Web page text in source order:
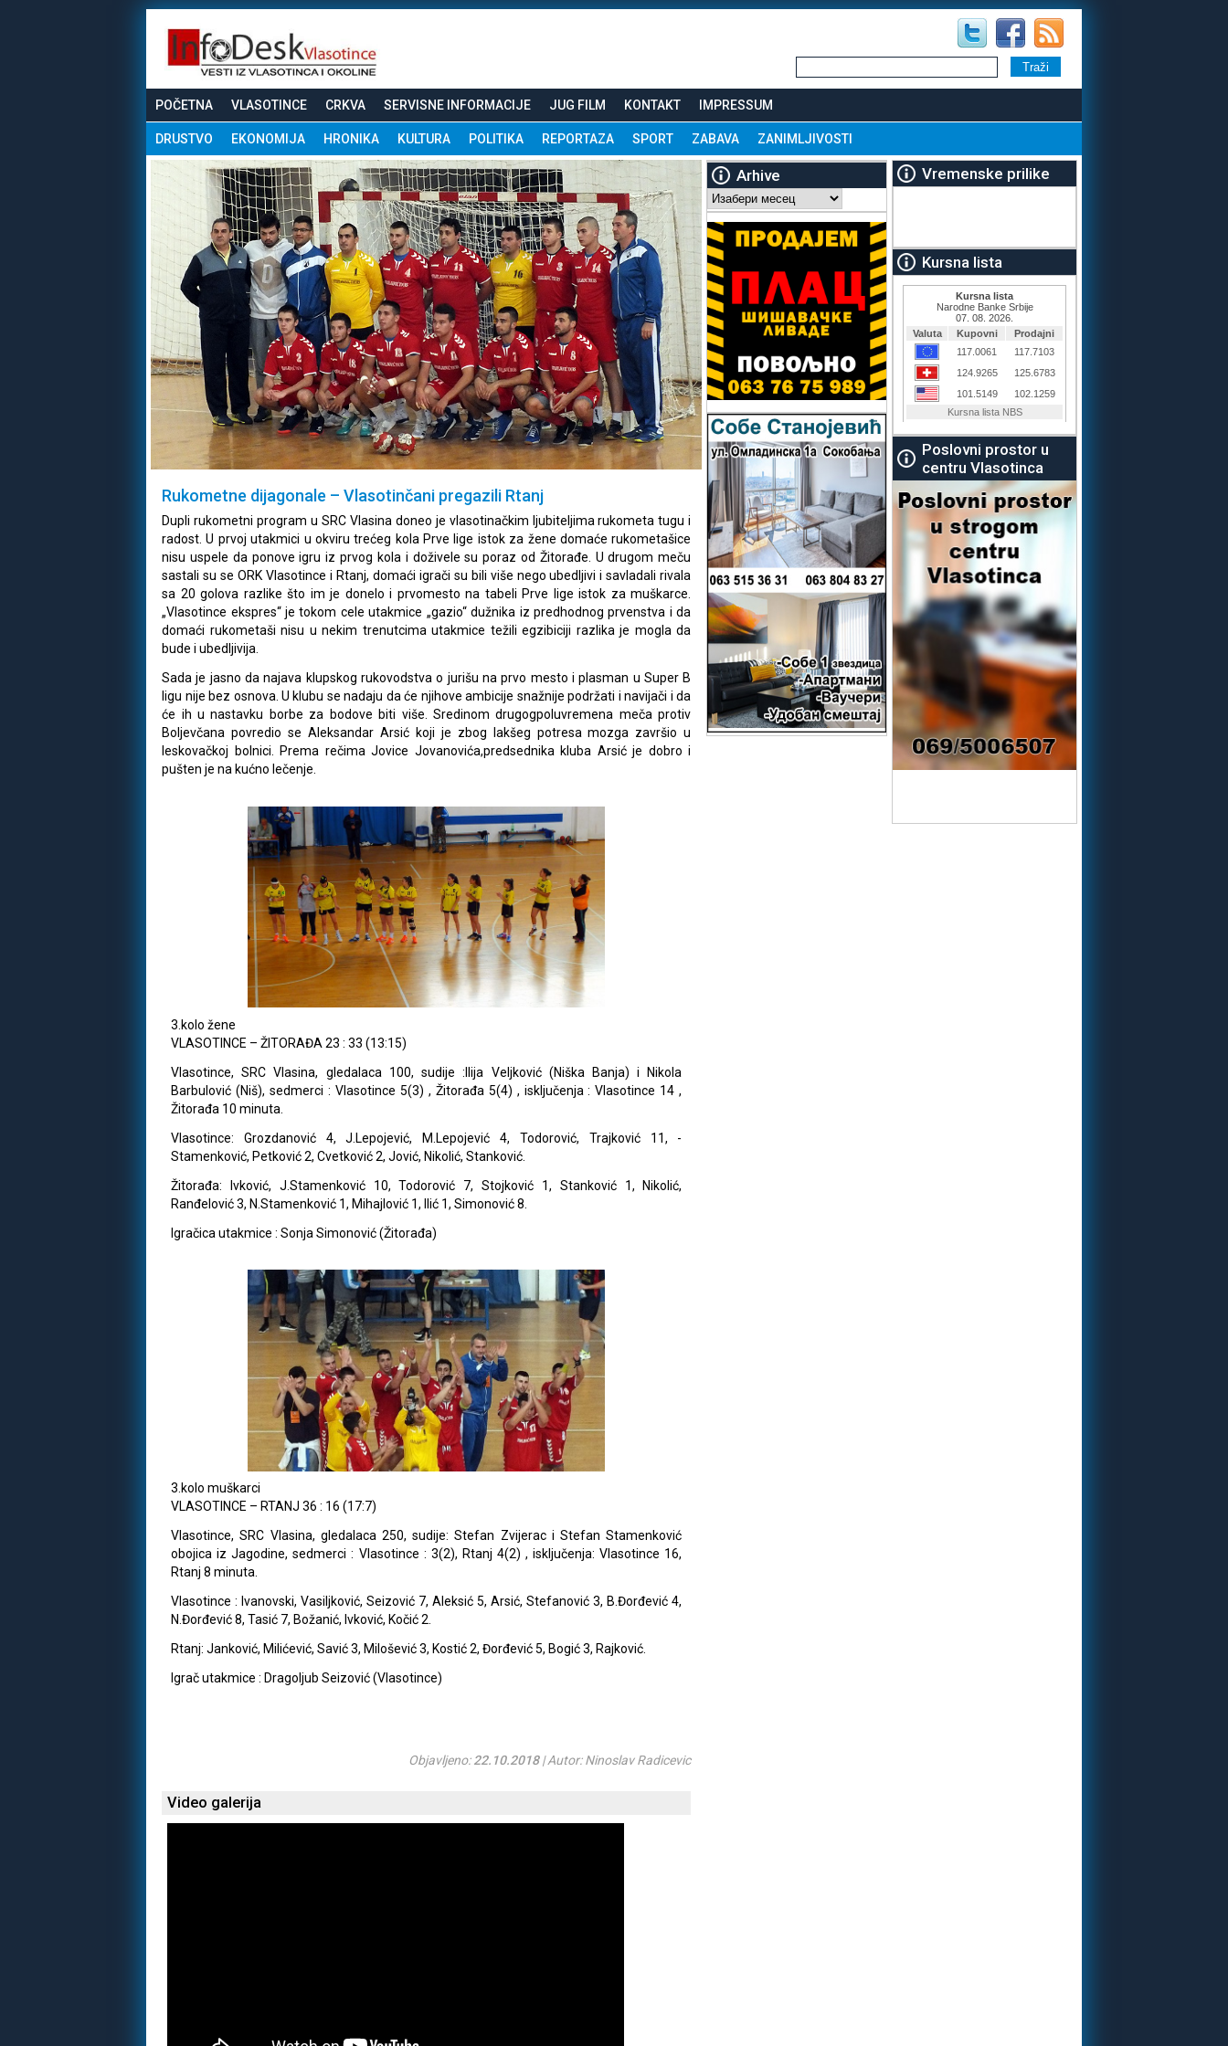
POČETNA VLASOTINCE CRKVA SERVISNE INFORMACIJE JUG FILM KONTAKT IMPRESSUM
DRUSTVO EKONOMIJA HRONIKA KULTURA POLITIKA REPORTAZA SPORT ZABAVA ZANIMLJIVOSTI
Rukometne dijagonale – Vlasotinčani pregazili Rtanj
Dupli rukometni program u SRC Vlasina doneo je vlasotinačkim ljubiteljima rukometa tugu i
radost. U prvoj utakmici u okviru trećeg kola Prve lige istok za žene domaće rukometašice
nisu uspele da ponove igru iz prvog kola i doživele su poraz od Žitorađe. U drugom meču
sastali su se ORK Vlasotince i Rtanj, domaći igrači su bili više nego ubedljivi i savladali rivala
sa 20 golova razlike što im je donelo i prvomesto na tabeli Prve lige istok za muškarce.
„Vlasotince ekspres“ je tokom cele utakmice „gazio“ dužnika iz predhodnog prvenstva i da
domaći rukometaši nisu u nekim trenutcima utakmice težili egzibiciji razlika je mogla da
bude i ubedljivija.
Sada je jasno da najava klupskog rukovodstva o jurišu na prvo mesto i plasman u Super B
ligu nije bez osnova. U klubu se nadaju da će njihove ambicije snažnije podržati i navijači i da
će ih u nastavku borbe za bodove biti više. Sredinom drugogpoluvremena meča protiv
Boljevčana povredio se Aleksandar Arsić koji je zbog lakšeg potresa mozga završio u
leskovačkoj bolnici. Prema rečima Jovice Jovanovića,predsednika kluba Arsić je dobro i
pušten je na kućno lečenje.
3.kolo žene
VLASOTINCE – ŽITORAĐA 23 : 33 (13:15)
Vlasotince, SRC Vlasina, gledalaca 100, sudije :Ilija Veljković (Niška Banja) i Nikola
Barbulović (Niš), sedmerci : Vlasotince 5(3) , Žitorađa 5(4) , isključenja : Vlasotince 14 ,
Žitorađa 10 minuta.
Vlasotince: Grozdanović 4, J.Lepojević, M.Lepojević 4, Todorović, Trajković 11, -
Stamenković, Petković 2, Cvetković 2, Jović, Nikolić, Stanković.
Žitorađa: Ivković, J.Stamenković 10, Todorović 7, Stojković 1, Stanković 1, Nikolić,
Ranđelović 3, N.Stamenković 1, Mihajlović 1, Ilić 1, Simonović 8.
Igračica utakmice : Sonja Simonović (Žitorađa)
3.kolo muškarci
VLASOTINCE – RTANJ 36 : 16 (17:7)
Vlasotince, SRC Vlasina, gledalaca 250, sudije: Stefan Zvijerac i Stefan Stamenković
obojica iz Jagodine, sedmerci : Vlasotince : 3(2), Rtanj 4(2) , isključenja: Vlasotince 16,
Rtanj 8 minuta.
Vlasotince : Ivanovski, Vasiljković, Seizović 7, Aleksić 5, Arsić, Stefanović 3, B.Đorđević 4,
N.Đorđević 8, Tasić 7, Božanić, Ivković, Kočić 2.
Rtanj: Janković, Milićević, Savić 3, Milošević 3, Kostić 2, Đorđević 5, Bogić 3, Rajković.
Igrač utakmice : Dragoljub Seizović (Vlasotince)
Objavljeno:22.10.2018| Autor: Ninoslav Radicevic
Video galerija
Arhive
Arhive
Vremenske prilike
Kursna lista
Poslovni prostor u
centru Vlasotinca